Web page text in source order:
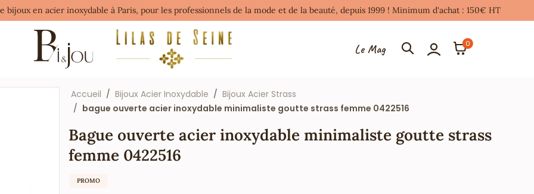
en acier inoxydable à Paris, pour les professionnels de la mode et de la beauté, depuis 1999 ! Minimum d'achat : 150€ HT
Le Mag 0
Accueil Bijoux Acier Inoxydable
Bijoux Acier Strass
bague ouverte acier inoxydable minimaliste goutte strass femme 0422516
Bague ouverte acier inoxydable minimaliste goutte strass
femme 0422516
PROMO